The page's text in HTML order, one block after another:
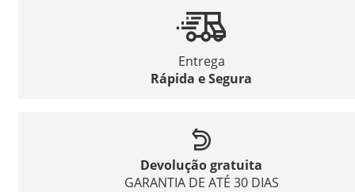
Entrega
Rápida e Segura
Devolução gratuita
GARANTIA DE ATÉ 30 DIAS